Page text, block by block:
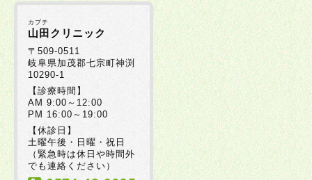
2025年06月20日
2025年06月19日
2025年06月17日 6
2025年06月05日
カブチ
山田クリニック
〒509-0511
岐阜県加茂郡七宗町神渕
10290-1
【診療時間】
AM 9:00～12:00
PM 16:00～19:00
【休診日】
土曜午後・日曜・祝日
（緊急時は休日や時間外
でも連絡ください）